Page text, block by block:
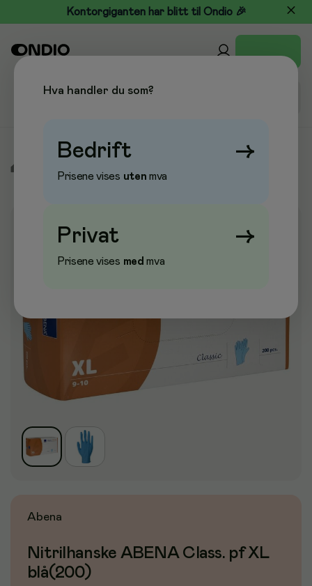
Kontorgiganten har blitt til Ondio 🎉
Abena
Nitrilhanske ABENA Class. pf XL
blå(200)
Hva handler du som?
Bedrift →
Prisene vises uten mva
Privat →
Prisene vises med mva